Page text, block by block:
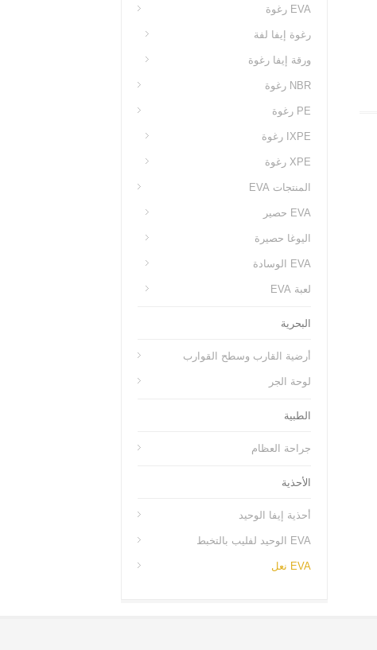
EVA رغوة
رغوة إيفا لفة
ورقة إيفا رغوة
NBR رغوة
PE رغوة
IXPE رغوة
XPE رغوة
المنتجات EVA
EVA حصير
اليوغا حصيرة
EVA الوسادة
لعبة EVA
البحرية
أرضية القارب وسطح القوارب
لوحة الجر
الطبية
جراحة العظام
الأحذية
أحذية إيفا الوحيد
EVA الوحيد لفليب بالتخبط
EVA نعل